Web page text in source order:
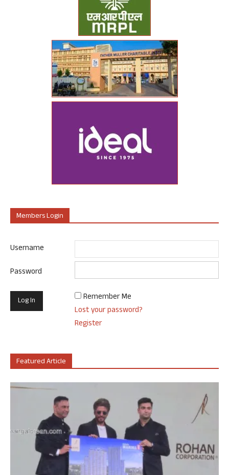
Members Login
Username
Password
Remember Me
Lost your password?
Register
Featured Article